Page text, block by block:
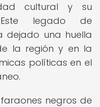
cultural y su
legado de
dejado una huella
la región y en la
políticas en el
negros de